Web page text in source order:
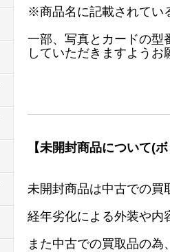
※商品名に記載されてい
一部、写真とカードの型
していただきますようお
【未開封商品について(
未開封商品は中古での買
経年劣化による外装や内
また中古での買取品の為